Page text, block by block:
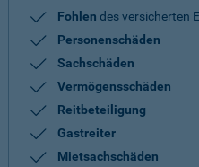
Fohlen des versicherten
Personenschäden
Sachschäden
Vermögensschäden
Reitbeteiligung
Gastreiter
Mietsachschäden